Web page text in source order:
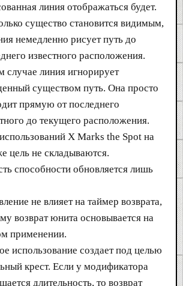
линия отображаться будет.
существо становится видимым,
немедленно рисует путь до
известного расположения.
случае линия игнорирует
существом путь. Она просто
прямую от последнего
до текущего расположения.
X Marks the Spot на
цель не складываются.
способности обновляется лишь
не влияет на таймер возврата,
возврат юнита основывается на
применении.
использование создает под целью
крест. Если у модификатора
длительность, то возврат